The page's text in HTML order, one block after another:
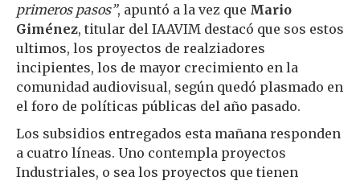
primeros pasos”, apuntó a la vez que Mario
Giménez, titular del IAAVIM destacó que sos estos
ultimos, los proyectos de realziadores
incipientes, los de mayor crecimiento en la
comunidad audiovisual, según quedó plasmado en
el foro de políticas públicas del año pasado.
Los subsidios entregados esta mañana responden
a cuatro líneas. Uno contempla proyectos
Industriales, o sea los proyectos que tienen